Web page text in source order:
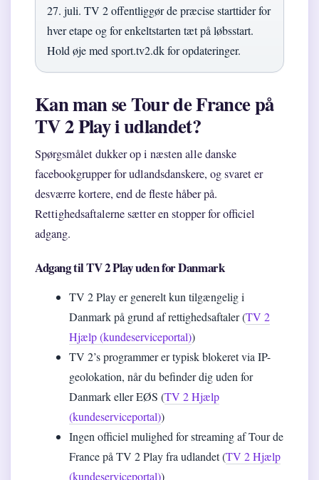
27. juli. TV 2 offentliggør de præcise starttider for
hver etape og for enkeltstarten tæt på løbsstart.
Hold øje med sport.tv2.dk for opdateringer.
Kan man se Tour de France på
TV 2 Play i udlandet?
Spørgsmålet dukker op i næsten alle danske
facebookgrupper for udlandsdanskere, og svaret er
desværre kortere, end de fleste håber på.
Rettighedsaftalerne sætter en stopper for officiel
adgang.
Adgang til TV 2 Play uden for Danmark
TV 2 Play er generelt kun tilgængelig i
Danmark på grund af rettighedsaftaler (TV 2
Hjælp (kundeserviceportal))
TV 2’s programmer er typisk blokeret via IP-
geolokation, når du befinder dig uden for
Danmark eller EØS (TV 2 Hjælp
(kundeserviceportal))
Ingen officiel mulighed for streaming af Tour de
France på TV 2 Play fra udlandet (TV 2 Hjælp
(kundeserviceportal))